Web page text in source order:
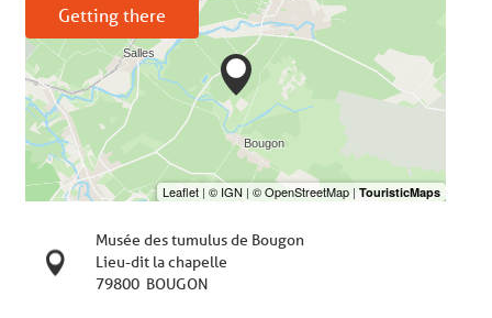
Getting there
Musée des tumulus de Bougon
Lieu-dit la chapelle
79800 BOUGON